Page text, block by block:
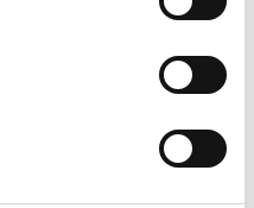
acción estabilizante, en
microbiológicos